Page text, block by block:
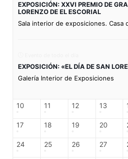
EXPOSICIÓN: XXVI PREMIO DE
LORENZO DE EL ESCORIAL
Sala interior de exposiciones. Casa
EXPOSICIÓN: «EL DÍA DE SAN
Galería Interior de Exposiciones
10 11 12 13
17 18 19 20
24 25 26 27